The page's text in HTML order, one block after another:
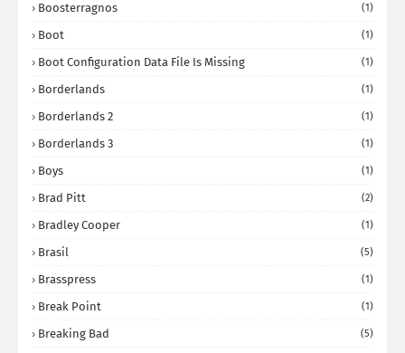
Boosterragnos (1)
Boot (1)
Boot Configuration Data File Is Missing (1)
Borderlands (1)
Borderlands 2 (1)
Borderlands 3 (1)
Boys (1)
Brad Pitt (2)
Bradley Cooper (1)
Brasil (5)
Brasspress (1)
Break Point (1)
Breaking Bad (5)